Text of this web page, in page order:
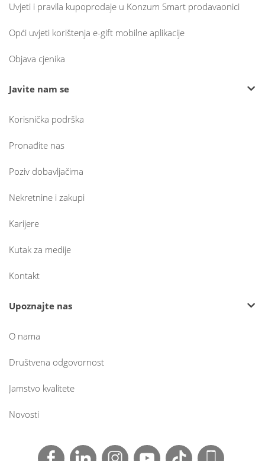
Uvjeti i pravila kupoprodaje u Konzum Smart prodavaonici
Opći uvjeti korištenja e-gift mobilne aplikacije
Objava cjenika
Javite nam se
Korisnička podrška
Pronađite nas
Poziv dobavljačima
Nekretnine i zakupi
Karijere
Kutak za medije
Kontakt
Upoznajte nas
O nama
Društvena odgovornost
Jamstvo kvalitete
Novosti